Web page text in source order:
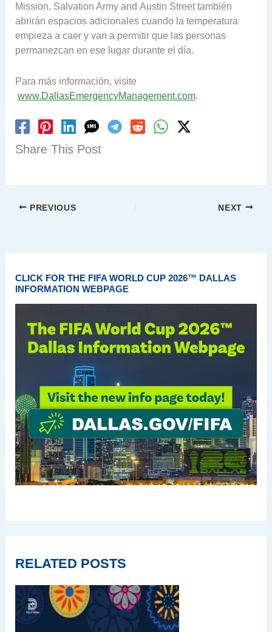
Mission, Salvation Army and Austin Street también
abrirán espacios adicionales cuando la temperatura
empieza a caer y van a permitir que las personas
permanezcan en ese lugar durante el día.
Para más información, visite
www.DallasEmergencyManagement.com.
Share This Post
PREVIOUS NEXT
CLICK FOR THE FIFA WORLD CUP 2026™ DALLAS
INFORMATION WEBPAGE
RELATED POSTS